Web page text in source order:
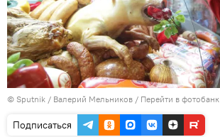
© Sputnik / Валерий Мельников / Перейти в фотобанк
Подписаться